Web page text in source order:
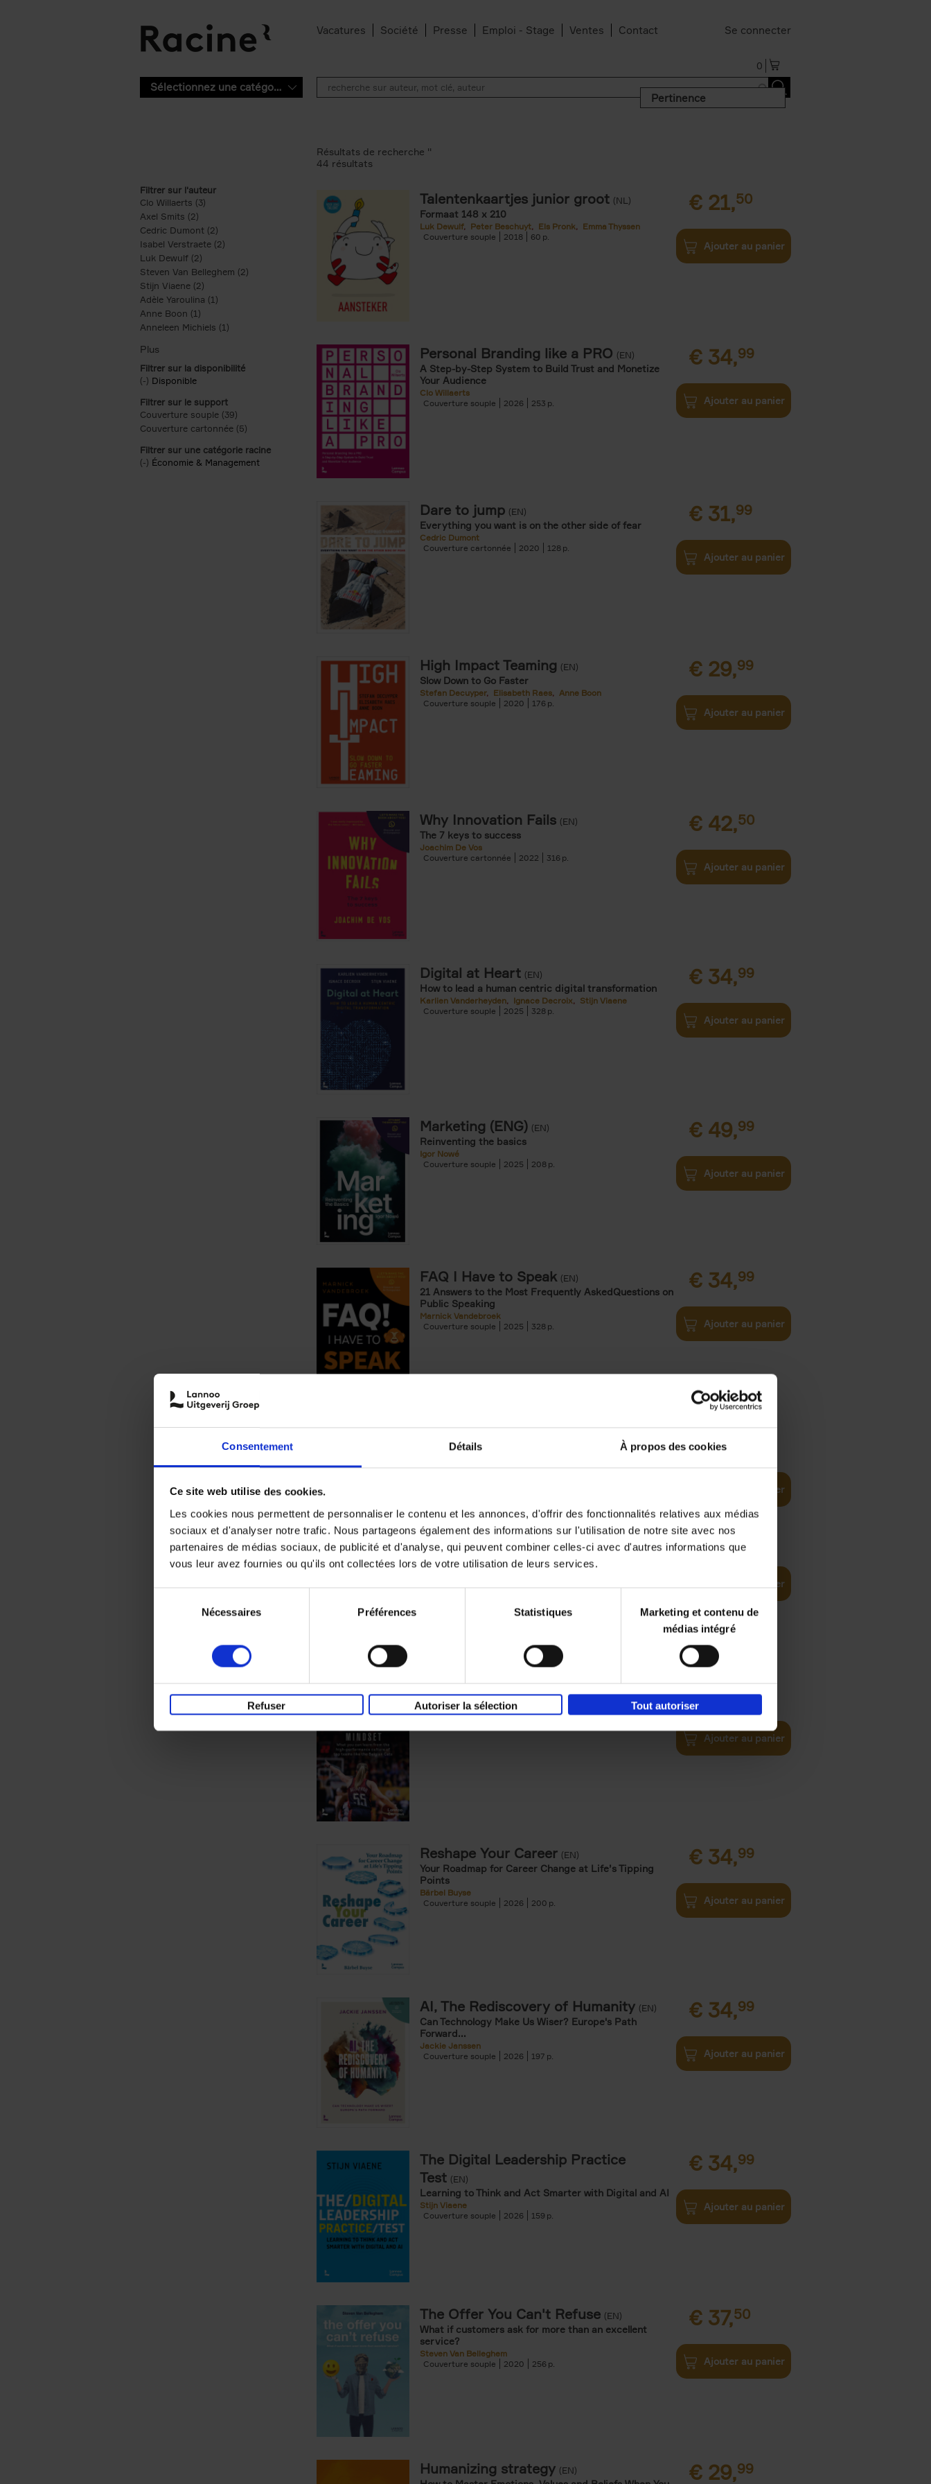
Consentement Détails À propos des cookies
Ce site web utilise des cookies.
Les cookies nous permettent de personnaliser le contenu et les annonces, d'offrir des fonctionnalités relatives aux médias
sociaux et d'analyser notre trafic. Nous partageons également des informations sur l'utilisation de notre site avec nos
partenaires de médias sociaux, de publicité et d'analyse, qui peuvent combiner celles-ci avec d'autres informations que
vous leur avez fournies ou qu'ils ont collectées lors de votre utilisation de leurs services.
Nécessaires Préférences Statistiques
Marketing et contenu de
médias intégré
Refuser Autoriser la sélection Tout autoriser
Vacatures Société Presse Emploi - Stage Ventes Contact Se connecter
0
Sélectionnez une catégorie
Pertinence
Filtrer sur l'auteur
Clo Willaerts (3)
Axel Smits (2)
Cedric Dumont (2)
Isabel Verstraete (2) Apply Isabel Verstraete filter
Luk Dewulf (2)
Steven Van Belleghem (2) Apply Steven Van Belleghem filter
Stijn Viaene (2)
Adèle Yaroulina (1)
Anne Boon (1)
Anneleen Michiels (1)
Filtrer sur la disponibilité
(-) Remove Disponible filter
Disponible
Filtrer sur le support
Couverture souple (39) Apply Couverture souple filter
Couverture cartonnée (5) Apply Couverture cartonnée filter
Filtrer sur une catégorie racine
(-) Remove Économie & Management filter
Économie & Management
Résultats de recherche ''
44 résultats
Talentenkaartjes junior groot (NL)
Formaat 148 x 210
Luk Dewulf Peter Beschuyt Els Pronk
Emma Thyssen
Couverture souple
2018 60
€ 21,50
Ajouter au panier
Personal Branding like a PRO (EN)
A Step-by-Step System to Build Trust and Monetize
Your Audience
Clo Willaerts
Couverture souple
2026 253
€ 34,99
Ajouter au panier
Dare to jump (EN)
Everything you want is on the other side of fear
Cedric Dumont
Couverture cartonnée
2020 128
€ 31,99
Ajouter au panier
High Impact Teaming (EN)
Slow Down to Go Faster
Stefan Decuyper Elisabeth Raes
Anne Boon
Couverture souple
2020 176
€ 29,99
Ajouter au panier
Why Innovation Fails (EN)
The 7 keys to success
Joachim De Vos
Couverture cartonnée
2022 316
€ 42,50
Ajouter au panier
Digital at Heart (EN)
How to lead a human centric digital transformation
Karlien Vanderheyden Ignace Decroix
Stijn Viaene
Couverture souple
2025 328
€ 34,99
Ajouter au panier
Marketing (ENG) (EN)
Reinventing the basics
Igor Nowé
Couverture souple
2025 208
€ 49,99
Ajouter au panier
FAQ I Have to Speak (EN)
21 Answers to the Most Frequently AskedQuestions on
Public Speaking
Marnick Vandebroek
Couverture souple
2025 328
€ 34,99
Ajouter au panier
Collaborate to Innovate
Breakthrough Success Together
€34,
Ajouter au panier
The Uncertainty Principle (EN)
Riding the waves of the Never Normal
Peter Hinssen
€34,
Ajouter au panier
The Double-Gold Mindset (EN)
Dominic Rossi
Couverture souple
2025 200
€29,99
Ajouter au panier
Reshape Your Career (EN)
Your Roadmap for Career Change at Life’s Tipping
Points
Bärbel Buyse
Couverture souple
2026 200
€ 34,99
Ajouter au panier
AI, The Rediscovery of Humanity (EN)
Can Technology Make Us Wiser? Europe's Path
Forward...
Jackie Janssen
Couverture souple
2026 197
€ 34,99
Ajouter au panier
The Digital Leadership Practice
Test (EN)
Learning to Think and Act Smarter with Digital and AI
Stijn Viaene
Couverture souple
2026 159
€ 34,99
Ajouter au panier
The Offer You Can't Refuse (EN)
What if customers ask for more than an excellent
service?
Steven Van Belleghem
Couverture souple
2020 256
€ 37,50
Ajouter au panier
Humanizing strategy (EN) € 29,99